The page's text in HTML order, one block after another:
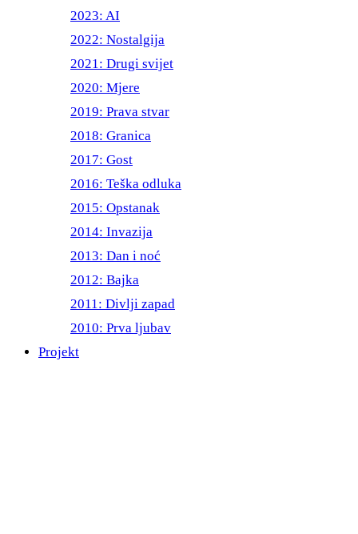
2023: AI
2022: Nostalgija
2021: Drugi svijet
2020: Mjere
2019: Prava stvar
2018: Granica
2017: Gost
2016: Teška odluka
2015: Opstanak
2014: Invazija
2013: Dan i noć
2012: Bajka
2011: Divlji zapad
2010: Prva ljubav
Projekt